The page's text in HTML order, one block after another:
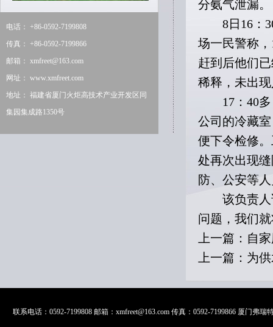
电话： +86-0592-7199808
传真： +86-0592-7199866
邮箱： xmfreet@163.com
网址： www.xmfreet.com
地址： 福建省厦门火炬高技术产业开发区同
集园集成路1350号
分氨气泄漏。
8日16：30
场一民警称
赶到后他们
稀释，未出
17：40多
公司的冷藏
便下令检修
处再次出现
防、公安等
该负责人说
问题，我们
上一篇： 自
上一篇： 为
联系电话：0592-7199808 邮箱：xmfreet@163.com 传真：0592-7199866 厦门弗